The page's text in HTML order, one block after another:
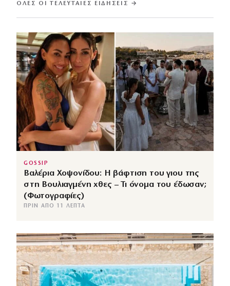
ΌΛΕΣ ΟΙ ΤΕΛΕΥΤΑΊΕΣ ΕΙΔΉΣΕΙΣ →
GOSSIP
Βαλέρια Χοψονίδου: Η βάφτιση του γιου της
στη Βουλιαγμένη χθες – Τι όνομα του έδωσαν;
(Φωτογραφίες)
ΠΡΙΝ ΑΠΌ 11 ΛΕΠΤΆ